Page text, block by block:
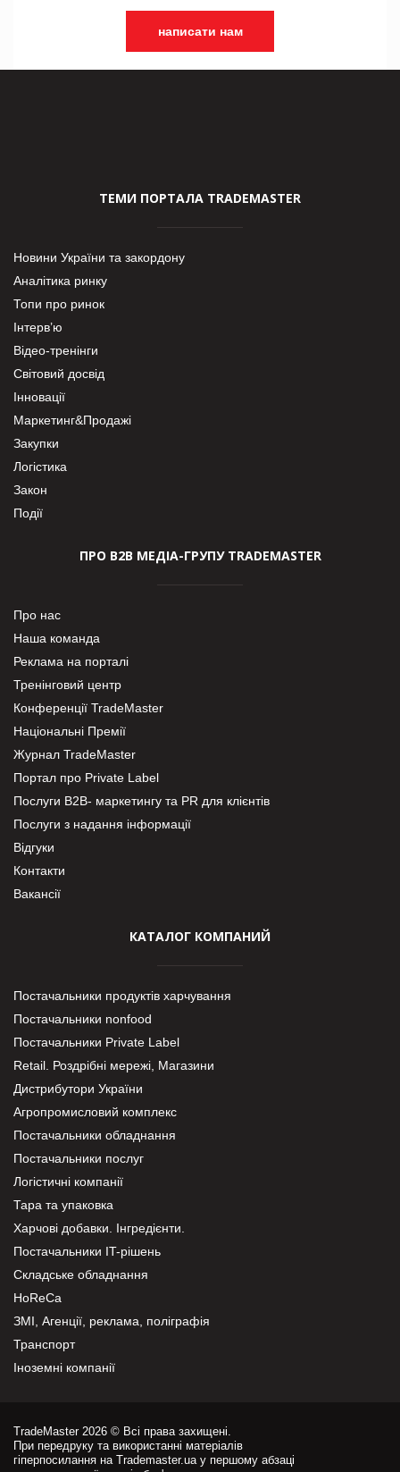
написати нам
ТЕМИ ПОРТАЛА TRADEMASTER
Новини України та закордону
Аналітика ринку
Топи про ринок
Інтерв’ю
Відео-тренінги
Світовий досвід
Інновації
Маркетинг&Продажі
Закупки
Логістика
Закон
Події
ПРО В2В МЕДІА-ГРУПУ TRADEMASTER
Про нас
Наша команда
Реклама на порталі
Тренінговий центр
Конференції TradeMaster
Національні Премії
Журнал TradeMaster
Портал про Private Label
Послуги В2В- маркетингу та PR для клієнтів
Послуги з надання інформації
Відгуки
Контакти
Вакансії
КАТАЛОГ КОМПАНИЙ
Постачальники продуктів харчування
Постачальники nonfood
Постачальники Private Label
Retail. Роздрібні мережі, Магазини
Дистрибутори України
Агропромисловий комплекс
Постачальники обладнання
Постачальники послуг
Логістичні компанії
Тара та упаковка
Харчові добавки. Інгредієнти.
Постачальники IT-рішень
Складське обладнання
HoReCa
ЗМІ, Агенції, реклама, поліграфія
Транспорт
Іноземні компанії
TradeMaster 2026 © Всі права захищені.
При передруку та використанні матеріалів
гіперпосилання на Trademaster.ua у першому абзаці